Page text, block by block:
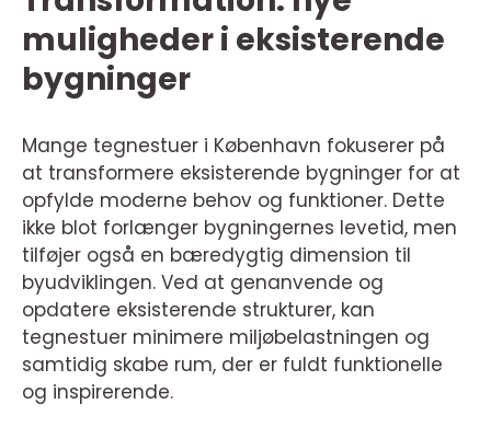
muligheder i eksisterende
bygninger
Mange tegnestuer i København fokuserer på
at transformere eksisterende bygninger for at
opfylde moderne behov og funktioner. Dette
ikke blot forlænger bygningernes levetid, men
tilføjer også en bæredygtig dimension til
byudviklingen. Ved at genanvende og
opdatere eksisterende strukturer, kan
tegnestuer minimere miljøbelastningen og
samtidig skabe rum, der er fuldt funktionelle
og inspirerende.